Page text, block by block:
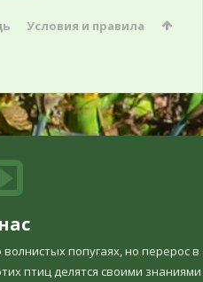
Условия и правила
попугаях, но перерос в
птиц делятся своими знаниями